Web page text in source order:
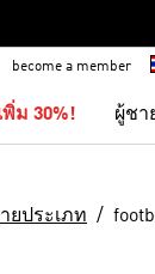
become a member
พิ่ม 30%! ผู้ชา
ยประเภท